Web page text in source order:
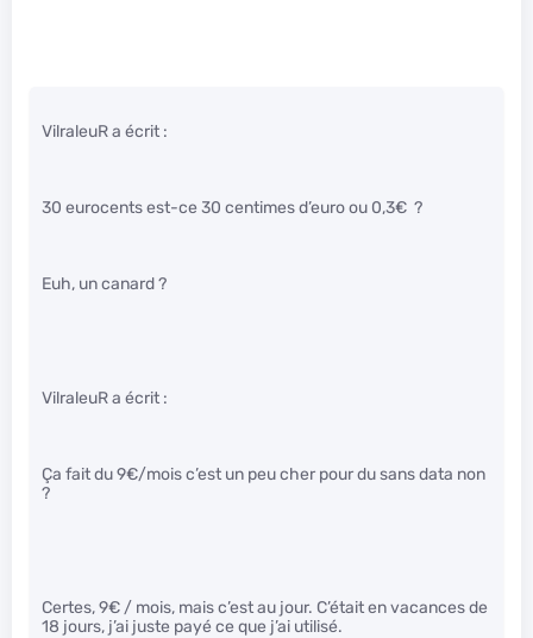
VilraleuR a écrit :
30 eurocents est-ce 30 centimes d’euro ou 0,3€ ?
Euh, un canard ?
VilraleuR a écrit :
Ça fait du 9€/mois c’est un peu cher pour du sans data non
?
Certes, 9€ / mois, mais c’est au jour. C’était en vacances de
18 jours, j’ai juste payé ce que j’ai utilisé.